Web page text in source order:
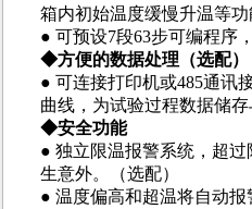
箱内初始温度缓慢升温等
● 可预设7段63步可编程序
◆方便的数据处理（选配）
● 可连接打印机或485通讯
曲线，为试验过程数据储
◆安全功能
● 独立限温报警系统，超
生意外。（选配）
● 温度偏高和超温将自动报